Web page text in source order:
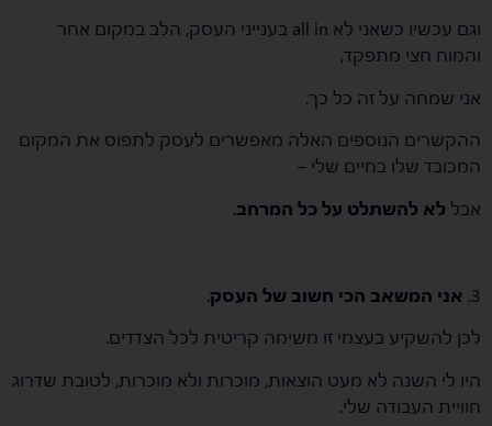
וגם עכשיו כשאני לא all in בענייני העסק, הלב במקום אחר
והמוח חצי מתפקד,
אני שמחה על זה כל כך.
ההקשרים הנוספים האלה מאפשרים לעסק לתפוס את המקום
המכובד שלו בחיים שלי –
אבל לא להשתלט על כל המרחב.
3. אני המשאב הכי חשוב של העסק.
לכן להשקיע בעצמי זו משימה קריטית לכל הצדדים.
היו לי השנה לא מעט הוצאות, מוכרות ולא מוכרות, לטובת שדרוג
חוויית העבודה שלי.